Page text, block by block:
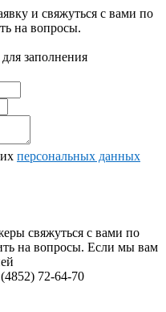
и свяжуться с вами по
на вопросы.
заполнения
персональных данных
свяжуться с вами по
на вопросы. Если мы вам
72-64-70